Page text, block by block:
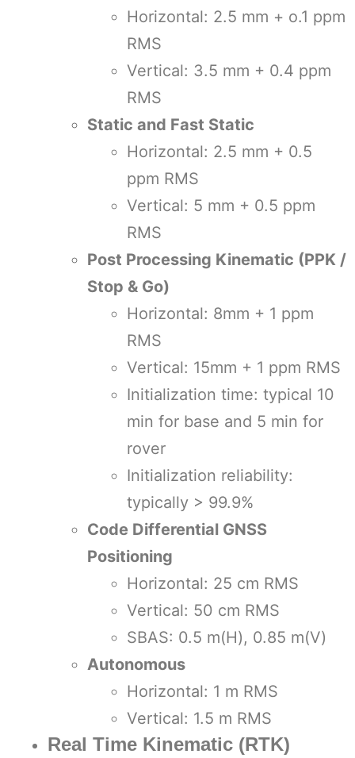
Horizontal: 2.5 mm + o.1 ppm
RMS
Vertical: 3.5 mm + 0.4 ppm
RMS
Static and Fast Static
Horizontal: 2.5 mm + 0.5
ppm RMS
Vertical: 5 mm + 0.5 ppm
RMS
Post Processing Kinematic (PPK /
Stop & Go)
Horizontal: 8mm + 1 ppm
RMS
Vertical: 15mm + 1 ppm RMS
Initialization time: typical 10
min for base and 5 min for
rover
Initialization reliability:
typically > 99.9%
Code Differential GNSS
Positioning
Horizontal: 25 cm RMS
Vertical: 50 cm RMS
SBAS: 0.5 m(H), 0.85 m(V)
Autonomous
Horizontal: 1 m RMS
Vertical: 1.5 m RMS
Real Time Kinematic (RTK)